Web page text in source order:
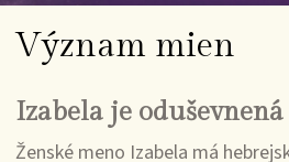
Význam mien
Izabela je oduševnená
Ženské meno Izabela má